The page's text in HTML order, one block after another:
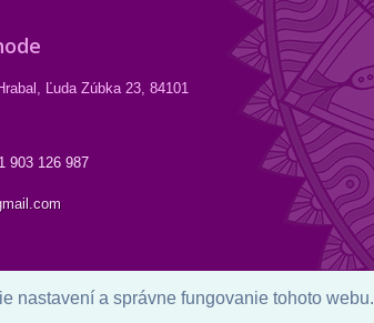
nastavení a správne fungovanie tohoto webu.
Ľuda Zúbka 23, 84101
903 126 987